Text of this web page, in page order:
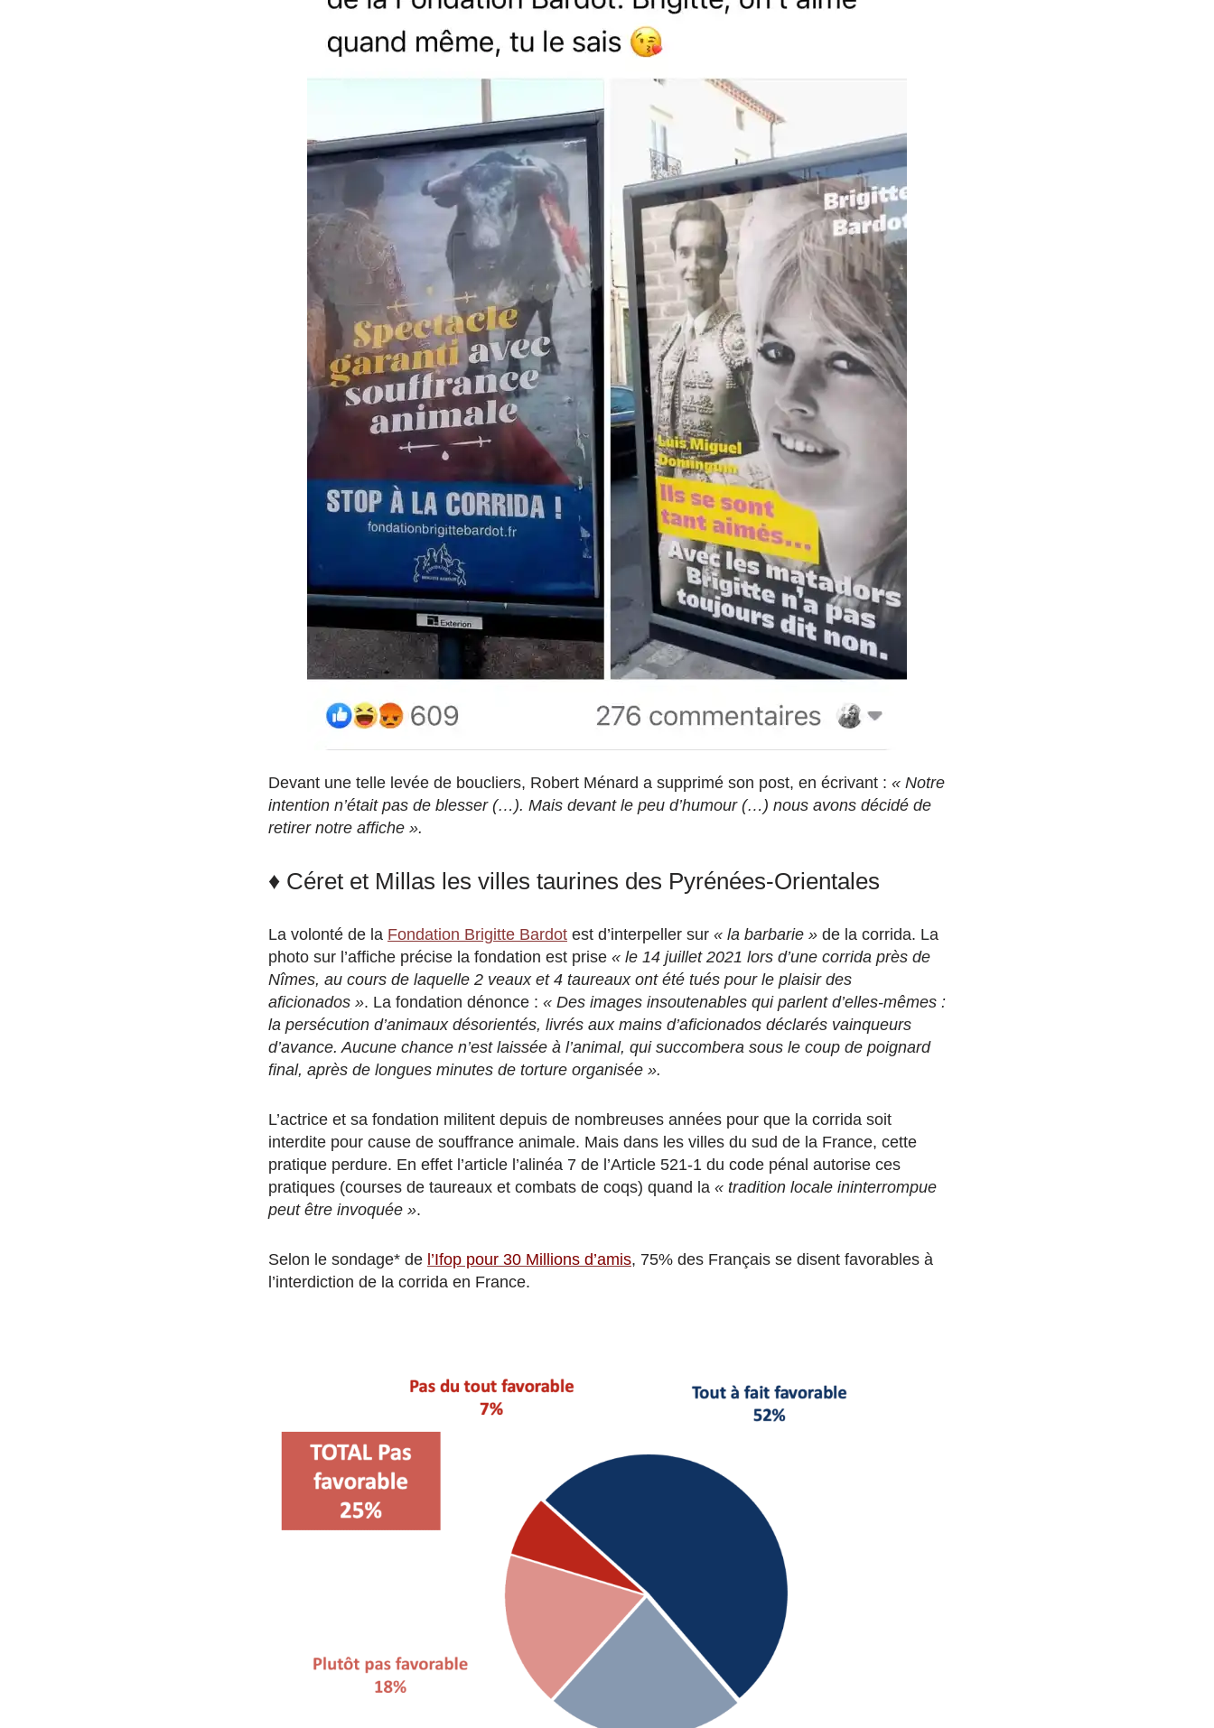
Devant une telle levée de boucliers, Robert Ménard a supprimé son post, en écrivant : « Notre
intention n’était pas de blesser (…). Mais devant le peu d’humour (…) nous avons décidé de
retirer notre affiche ».
♦ Céret et Millas les villes taurines des Pyrénées-Orientales
La volonté de la Fondation Brigitte Bardot est d’interpeller sur « la barbarie » de la corrida. La
photo sur l’affiche précise la fondation est prise « le 14 juillet 2021 lors d’une corrida près de
Nîmes, au cours de laquelle 2 veaux et 4 taureaux ont été tués pour le plaisir des
aficionados ». La fondation dénonce : « Des images insoutenables qui parlent d’elles-mêmes :
la persécution d’animaux désorientés, livrés aux mains d’aficionados déclarés vainqueurs
d’avance. Aucune chance n’est laissée à l’animal, qui succombera sous le coup de poignard
final, après de longues minutes de torture organisée ».
L’actrice et sa fondation militent depuis de nombreuses années pour que la corrida soit
interdite pour cause de souffrance animale. Mais dans les villes du sud de la France, cette
pratique perdure. En effet l’article l’alinéa 7 de l’Article 521-1 du code pénal autorise ces
pratiques (courses de taureaux et combats de coqs) quand la « tradition locale ininterrompue
peut être invoquée ».
Selon le sondage* de l’Ifop pour 30 Millions d’amis, 75% des Français se disent favorables à
l’interdiction de la corrida en France.